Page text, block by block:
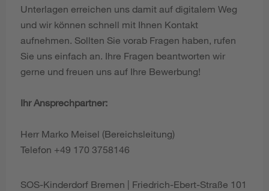
Unterlagen erreichen uns damit auf digitalem Weg
und wir können schnell mit Ihnen Kontakt
aufnehmen. Sollten Sie vorab Fragen haben, rufen
Sie uns einfach an. Ihre Fragen beantworten wir
gerne und freuen uns auf Ihre Bewerbung!
Ihr Ansprechpartner:
Herr Marko Meisel (Bereichsleitung)
Telefon +49 170 3758146
SOS-Kinderdorf Bremen | Friedrich-Ebert-Straße 101